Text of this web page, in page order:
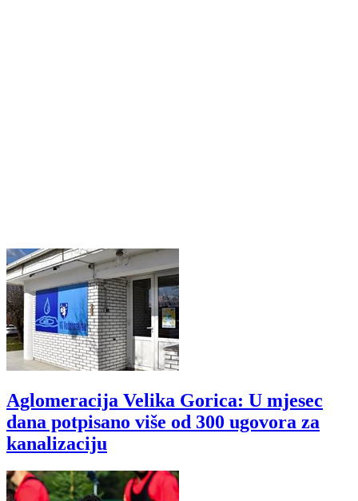
Aglomeracija Velika Gorica: U mjesec
dana potpisano više od 300 ugovora za
kanalizaciju